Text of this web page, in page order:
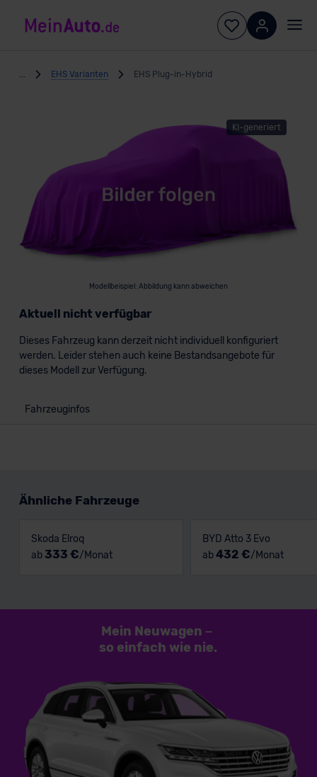
EHS Varianten EHS Plug-in-Hybrid
KI-generiert
Modellbeispiel: Abbildung kann abweichen
Aktuell nicht verfügbar
Dieses Fahrzeug kann derzeit nicht individuell konfiguriert
werden. Leider stehen auch keine Bestandsangebote für
dieses Modell zur Verfügung.
Fahrzeuginfos
Ähnliche Fahrzeuge
Skoda Elroq
ab 333 €/Monat
BYD Atto 3 Evo
ab432 €/Monat
Mein Neuwagen –
so einfach wie nie.